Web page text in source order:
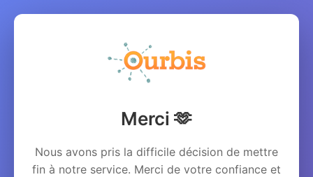
Merci 🫶
Nous avons pris la difficile décision de mettre
fin à notre service. Merci de votre confiance et